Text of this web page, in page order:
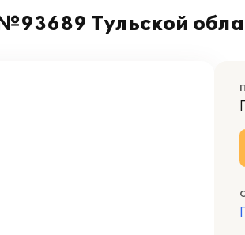
Тульской